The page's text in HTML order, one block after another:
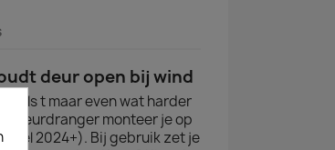
deur open bij wind
als t maar even wat harder
deurdranger monteer je op
2024+). Bij gebruik zet je